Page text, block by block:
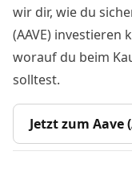
wir dir, wie du
(AAVE) investieren
worauf du beim
solltest.
Jetzt zum Aave